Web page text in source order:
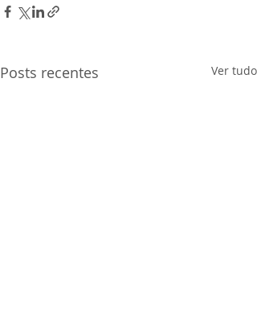
Posts recentes Ver tudo